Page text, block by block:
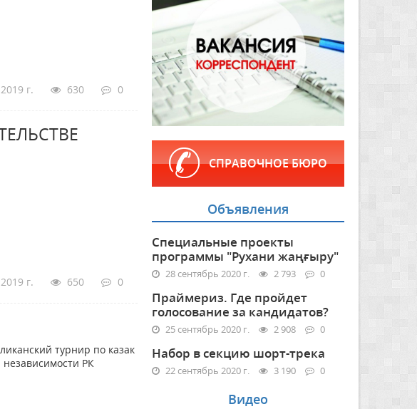
г. 630 0
г. 650 0
турнир по казак
РК
СПРАВОЧНОЕ БЮРО
Объявления
Специальные проекты
программы "Рухани жаңғыру"
28 сентябрь 2020 г. 2 793 0
Праймериз. Где пройдет
голосование за кандидатов?
25 сентябрь 2020 г. 2 908 0
Набор в секцию шорт-трека
22 сентябрь 2020 г. 3 190 0
Видео